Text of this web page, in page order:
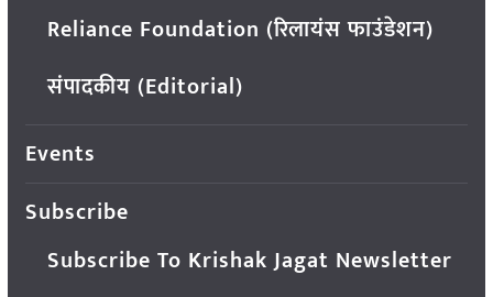
Reliance Foundation (रिलायंस फाउंडेशन)
संपादकीय (Editorial)
Events
Subscribe
Subscribe To Krishak Jagat Newsletter